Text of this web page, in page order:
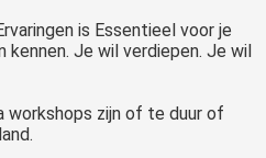
is Essentieel voor je
Je wil verdiepen. Je wil
zijn of te duur of